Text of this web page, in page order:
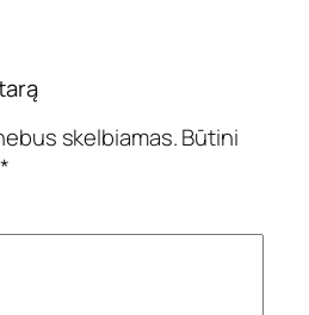
skelbiamas.Būtini
*